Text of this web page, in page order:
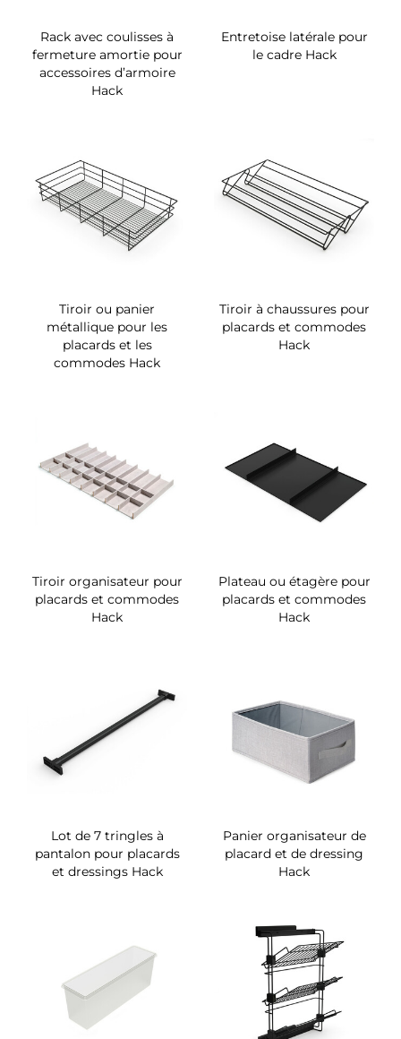
Rack avec coulisses à
fermeture amortie pour
accessoires d’armoire
Hack
Entretoise latérale pour
le cadre Hack
Tiroir ou panier
métallique pour les
placards et les
commodes Hack
Tiroir à chaussures pour
placards et commodes
Hack
Tiroir organisateur pour
placards et commodes
Hack
Plateau ou étagère pour
placards et commodes
Hack
Lot de 7 tringles à
pantalon pour placards
et dressings Hack
Panier organisateur de
placard et de dressing
Hack